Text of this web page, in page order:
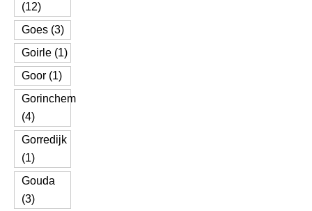
(12)
Goes (3)
Goirle (1)
Goor (1)
Gorinchem
(4)
Gorredijk
(1)
Gouda
(3)